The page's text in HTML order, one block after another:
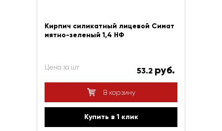
Кирпич силикатный лицевой Симат
мятно-зеленый 1,4 НФ
Цена за шт 53.2 руб.
В корзину
Купить в 1 клик